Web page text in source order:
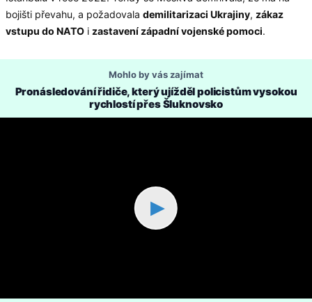
bojišti převahu, a požadovala demilitarizaci Ukrajiny, zákaz
vstupu do NATO i zastavení západní vojenské pomoci.
Mohlo by vás zajímat
Pronásledování řidiče, který ujížděl policistům vysokou
rychlostí přes Šluknovsko
▶